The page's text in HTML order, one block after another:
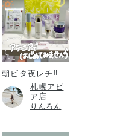
朝ビタ夜レチ‼️
札幌アピ
ア店
りんろん